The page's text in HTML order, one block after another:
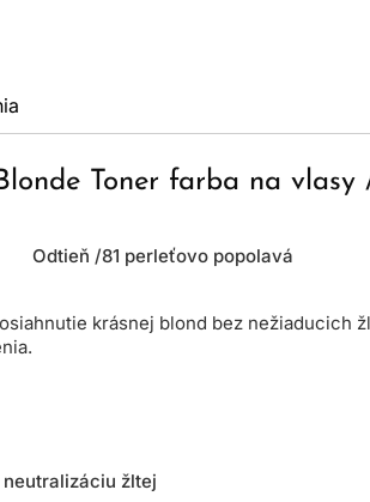
Toner farba na vlasy
Odtieň /81 perleťovo popolavá
krásnej blond bez nežiaducich
neutralizáciu žltej